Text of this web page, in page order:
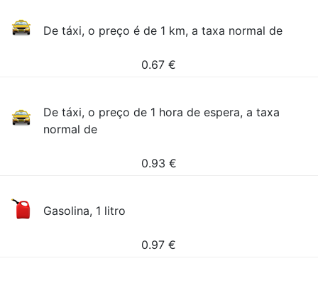
De táxi, o preço é de 1 km, a taxa normal de
0.67 €
De táxi, o preço de 1 hora de espera, a taxa
normal de
0.93 €
Gasolina, 1 litro
0.97 €